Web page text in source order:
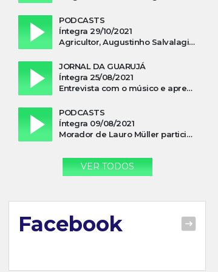
PODCASTS
Íntegra 29/10/2021
Agricultor, Augustinho Salvalagio, relata sobre aparição do Cavaleiro Negro no Rio das Furnas
JORNAL DA GUARUJÁ
Íntegra 25/08/2021
Entrevista com o músico e apresentador, Lismael Ferrareis, no Cidade e Campo
PODCASTS
Íntegra 09/08/2021
Morador de Lauro Müller participa de motociata em apoio a Bolsonaro
VER TODOS
Facebook